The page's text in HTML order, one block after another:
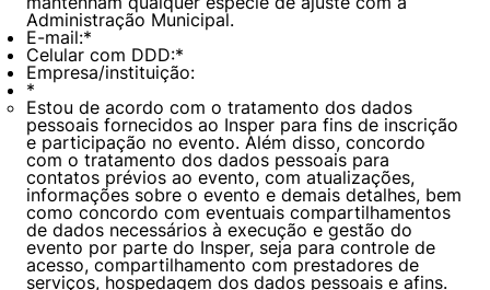
Administração Municipal.
E-mail:*
Celular com DDD:*
Empresa/instituição:
*
Estou de acordo com o tratamento dos dados
pessoais fornecidos ao Insper para fins de inscrição
e participação no evento. Além disso, concordo
com o tratamento dos dados pessoais para
contatos prévios ao evento, com atualizações,
informações sobre o evento e demais detalhes, bem
como concordo com eventuais compartilhamentos
de dados necessários à execução e gestão do
evento por parte do Insper, seja para controle de
acesso, compartilhamento com prestadores de
serviços, hospedagem dos dados pessoais e afins.